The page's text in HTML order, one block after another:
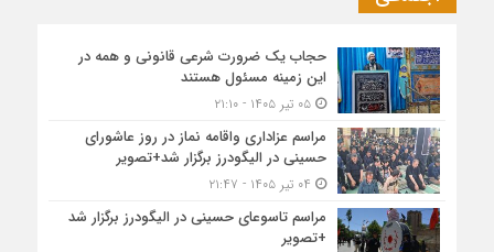
حجاب یک ضرورت شرعی قانونی و همه در
این زمینه مسئول هستند
۰۵ تیر ۱۴۰۵ - ۲۱:۱۰
مراسم عزاداری واقامه نماز در روز عاشورای
حسینی در الیگودرز برگزار شد+تصویر
مراسم تاسوعای حسینی در الیگودرز برگزار شد
+تصویر